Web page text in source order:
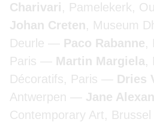
Charivari, Pamelekerk,
Johan Creten, Museum
Deurle
Paco Rabanne,
Paris
Martin Margiela,
Décoratifs, Paris
Dries
Antwerpen
Jane
Contemporary Art, Brussel